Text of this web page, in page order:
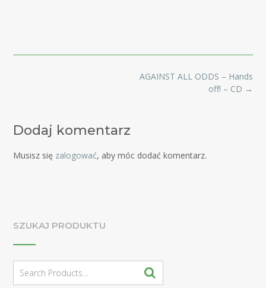
AGAINST ALL ODDS – Hands
off! – CD →
Dodaj komentarz
Musisz się zalogować, aby móc dodać komentarz.
SZUKAJ PRODUKTU
for: